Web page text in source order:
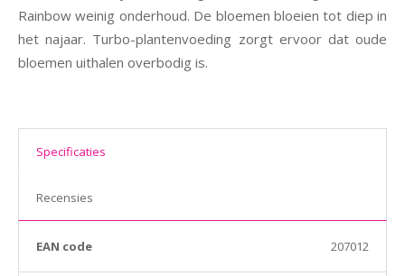
Rainbow weinig onderhoud. De bloemen bloeien tot diep in
het najaar. Turbo-plantenvoeding zorgt ervoor dat oude
bloemen uithalen overbodig is.
Specificaties
Recensies
EAN code 207012